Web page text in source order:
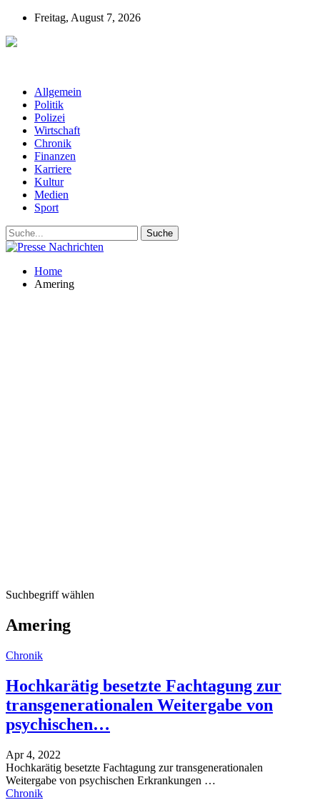
Freitag, August 7, 2026
Allgemein
Politik
Polizei
Wirtschaft
Chronik
Finanzen
Karriere
Kultur
Medien
Sport
Home
Amering
Suchbegriff wählen
Amering
Chronik
Hochkarätig besetzte Fachtagung zur
transgenerationalen Weitergabe von
psychischen…
Apr 4, 2022
Hochkarätig besetzte Fachtagung zur transgenerationalen
Weitergabe von psychischen Erkrankungen …
Chronik